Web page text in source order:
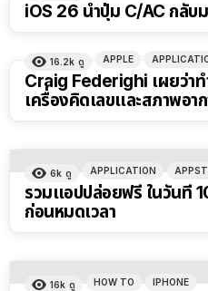
iOS 26 นำปุ่ม C/AC กลับ
16.2k ดู APPLE
Craig Federighi เผยว่า
เครื่องคิดเลขและสภาพอา
6k ดู APPLICATION
รวมแอปปล่อยฟรี ในวันที่
ก่อนหมดเวลา
16k ดู HOW TO IPHONE